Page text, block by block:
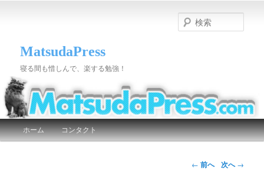
MatsudaPress
寝る間も惜しんで、楽する勉強！
索
メインメニュー
メインコンテンツへ移動
サブコンテンツへ移動
ホーム コンタクト
← 前へ 次へ→